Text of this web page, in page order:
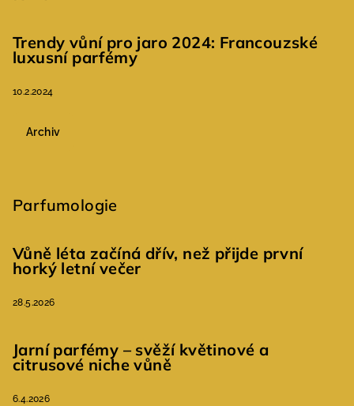
Trendy vůní pro jaro 2024: Francouzské
luxusní parfémy
10.2.2024
Archiv
Parfumologie
Vůně léta začíná dřív, než přijde první
horký letní večer
28.5.2026
Jarní parfémy – svěží květinové a
citrusové niche vůně
6.4.2026